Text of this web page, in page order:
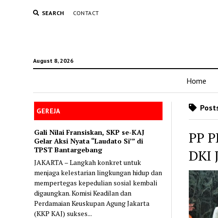
SEARCH CONTACT
August 8, 2026
Home
GEREJA
Gali Nilai Fransiskan, SKP se-KAJ
Gelar Aksi Nyata “Laudato Si’” di
TPST Bantargebang
JAKARTA – Langkah konkret untuk
menjaga kelestarian lingkungan hidup dan
mempertegas kepedulian sosial kembali
digaungkan. Komisi Keadilan dan
Perdamaian Keuskupan Agung Jakarta
(KKP KAJ) sukses...
PP
DKI